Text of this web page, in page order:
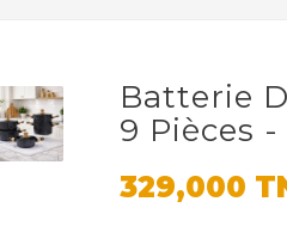
Batterie
9 Pièces
329,000